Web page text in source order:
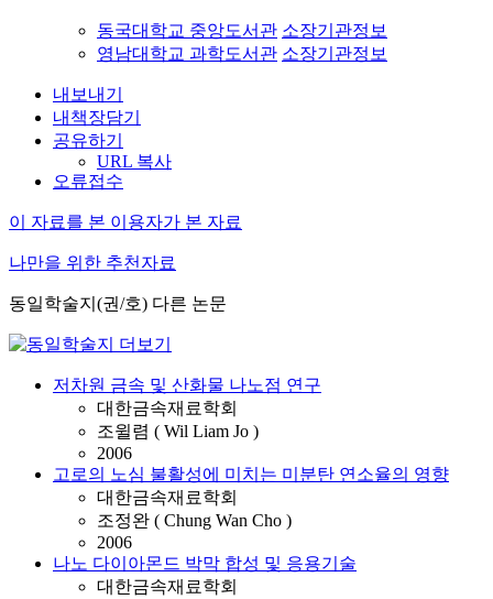
동국대학교 중앙도서관 소장기관정보
영남대학교 과학도서관 소장기관정보
내보내기
내책장담기
공유하기
URL 복사
오류접수
이 자료를 본 이용자가 본 자료
나만을 위한 추천자료
동일학술지(권/호) 다른 논문
저차원 금속 및 산화물 나노점 연구
대한금속재료학회
조윌렴 ( Wil Liam Jo )
2006
고로의 노심 불활성에 미치는 미분탄 연소율의 영향
대한금속재료학회
조정완 ( Chung Wan Cho )
2006
나노 다이아몬드 박막 합성 및 응용기술
대한금속재료학회